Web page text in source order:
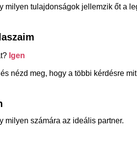
milyen tulajdonságok jellemzik őt a
Igen
és nézd meg, hogy a többi kérdésre
milyen számára az ideális partner.